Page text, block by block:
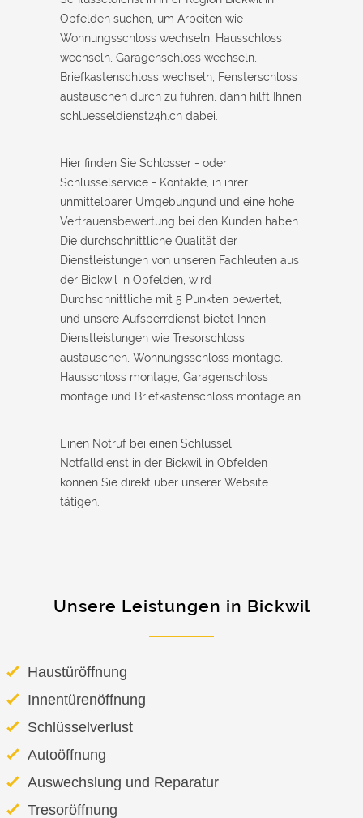
Obfelden suchen, um Arbeiten wie
Wohnungsschloss wechseln, Hausschloss
wechseln, Garagenschloss wechseln,
Briefkastenschloss wechseln, Fensterschloss
austauschen durch zu führen, dann hilft Ihnen
schluesseldienst24h.ch dabei.
Hier finden Sie Schlosser - oder
Schlüsselservice - Kontakte, in ihrer
unmittelbarer Umgebungund und eine hohe
Vertrauensbewertung bei den Kunden haben.
Die durchschnittliche Qualität der
Dienstleistungen von unseren Fachleuten aus
der Bickwil in Obfelden, wird
Durchschnittliche mit 5 Punkten bewertet,
und unsere Aufsperrdienst bietet Ihnen
Dienstleistungen wie Tresorschloss
austauschen, Wohnungsschloss montage,
Hausschloss montage, Garagenschloss
montage und Briefkastenschloss montage an.
Einen Notruf bei einen Schlüssel
Notfalldienst in der Bickwil in Obfelden
können Sie direkt über unserer Website
tätigen.
Unsere Leistungen in Bickwil
Haustüröffnung
Innentürenöffnung
Schlüsselverlust
Autoöffnung
Auswechslung und Reparatur
Tresoröffnung